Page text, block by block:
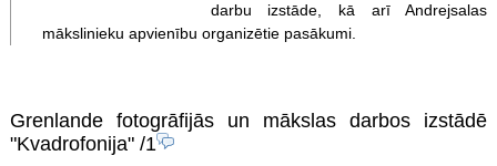
darbu izstāde, kā arī Andrejsalas
mākslinieku apvienību organizētie pasākumi.
Grenlande fotogrāfijās un mākslas darbos izstādē
"Kvadrofonija"/1